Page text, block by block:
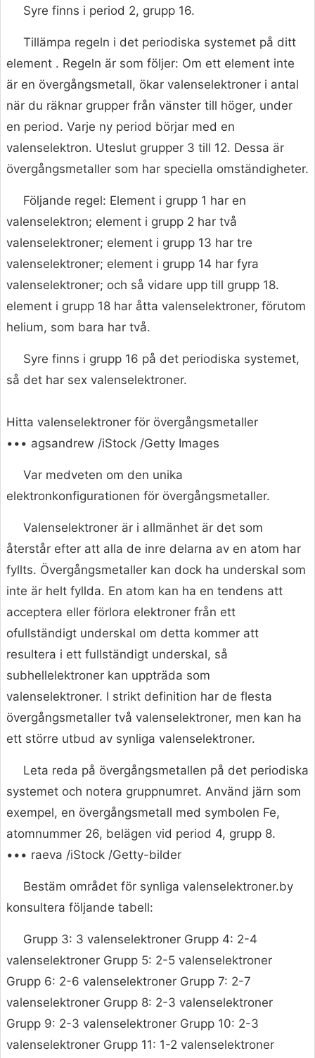
Syre finns i period 2, grupp 16.
Tillämpa regeln i det periodiska systemet på ditt
element . Regeln är som följer: Om ett element inte
är en övergångsmetall, ökar valenselektroner i antal
när du räknar grupper från vänster till höger, under
en period. Varje ny period börjar med en
valenselektron. Uteslut grupper 3 till 12. Dessa är
övergångsmetaller som har speciella omständigheter.
Följande regel: Element i grupp 1 har en
valenselektron; element i grupp 2 har två
valenselektroner; element i grupp 13 har tre
valenselektroner; element i grupp 14 har fyra
valenselektroner; och så vidare upp till grupp 18.
element i grupp 18 har åtta valenselektroner, förutom
helium, som bara har två.
Syre finns i grupp 16 på det periodiska systemet,
så det har sex valenselektroner.
Hitta valenselektroner för övergångsmetaller
••• agsandrew /iStock /Getty Images
Var medveten om den unika
elektronkonfigurationen för övergångsmetaller.
Valenselektroner är i allmänhet är det som
återstår efter att alla de inre delarna av en atom har
fyllts. Övergångsmetaller kan dock ha underskal som
inte är helt fyllda. En atom kan ha en tendens att
acceptera eller förlora elektroner från ett
ofullständigt underskal om detta kommer att
resultera i ett fullständigt underskal, så
subhellelektroner kan uppträda som
valenselektroner. I strikt definition har de flesta
övergångsmetaller två valenselektroner, men kan ha
ett större utbud av synliga valenselektroner.
Leta reda på övergångsmetallen på det periodiska
systemet och notera gruppnumret. Använd järn som
exempel, en övergångsmetall med symbolen Fe,
atomnummer 26, belägen vid period 4, grupp 8.
••• raeva /iStock /Getty-bilder
Bestäm området för synliga valenselektroner.by
konsultera följande tabell:
Grupp 3: 3 valenselektroner Grupp 4: 2-4
valenselektroner Grupp 5: 2-5 valenselektroner
Grupp 6: 2-6 valenselektroner Grupp 7: 2-7
valenselektroner Grupp 8: 2-3 valenselektroner
Grupp 9: 2-3 valenselektroner Grupp 10: 2-3
valenselektroner Grupp 11: 1-2 valenselektroner